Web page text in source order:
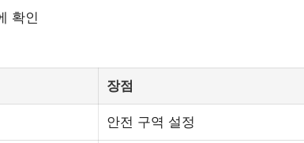
확인
장점
안전 구역 설정